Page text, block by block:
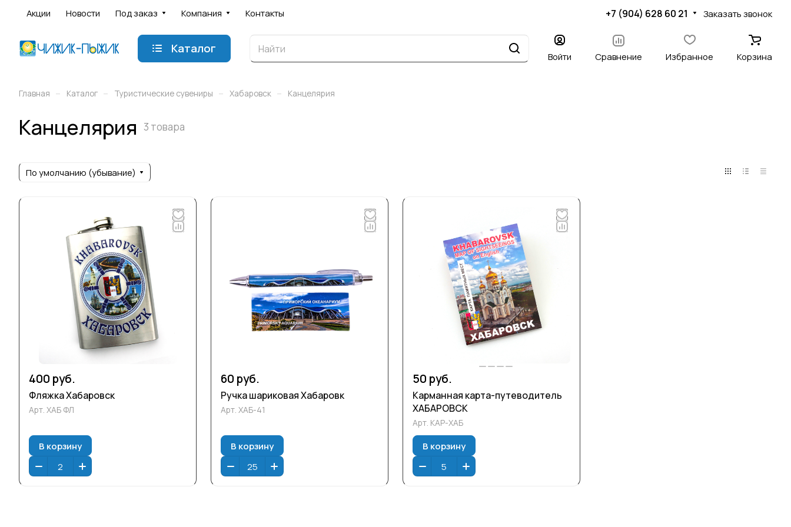
Акции Новости Под заказ Компания Контакты +7 (904) 628 60 21 Заказать звонок
Каталог
Войти Сравнение Избранное Корзина
Главная – Каталог – Туристические сувениры – Хабаровск – Канцелярия
Канцелярия 3 товара
По умолчанию (убывание)
400 руб.
Фляжка Хабаровск
Арт. ХАБ ФЛ
В корзину
60 руб.
Ручка шариковая Хабаровк
Арт. ХАБ-41
В корзину
50 руб.
Карманная карта-путеводитель
ХАБАРОВСК
Арт. КАР-ХАБ
В корзину